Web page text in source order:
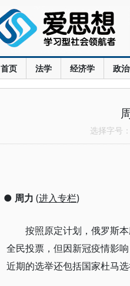
首页 法学 经济学 政
选择字号：
● 周力 (进入专栏)
按照原定计划，俄罗斯
全民投票，但因新冠疫情影
近期的选举还包括国家杜马选